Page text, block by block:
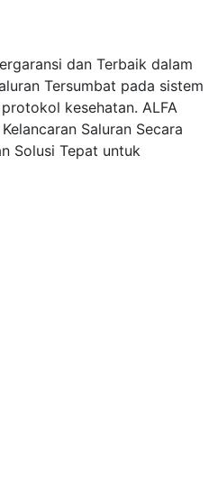
dan Terbaik dalam
Tersumbat pada sistem
kesehatan. ALFA
Saluran Secara
Solusi Tepat untuk